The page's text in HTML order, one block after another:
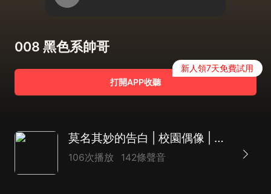
008 黑色系帥哥
打開APP收聽
新人領7天免費試用
莫名其妙的告白 | 校園偶像 | 高甜治愈 | 青澀高中 | 反轉催淚 | 多播
106次播放 142條聲音